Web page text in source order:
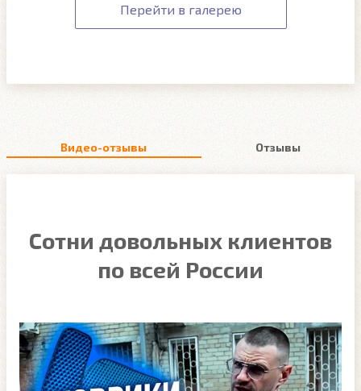
Перейти в галерею
Видео-отзывы Отзывы
Сотни довольных клиентов
по всей России